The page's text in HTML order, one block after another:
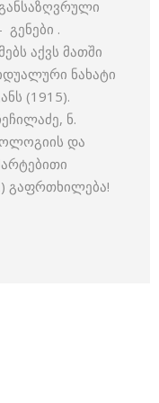
.
აქვს მათში
ნახატი
(1915).
ნ.
და
გაფრთხილება!